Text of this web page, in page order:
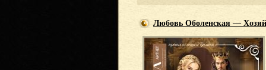
Любовь Оболенская —